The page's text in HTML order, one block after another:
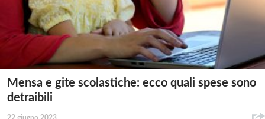
Mensa e gite scolastiche: ecco quali spese sono
detraibili